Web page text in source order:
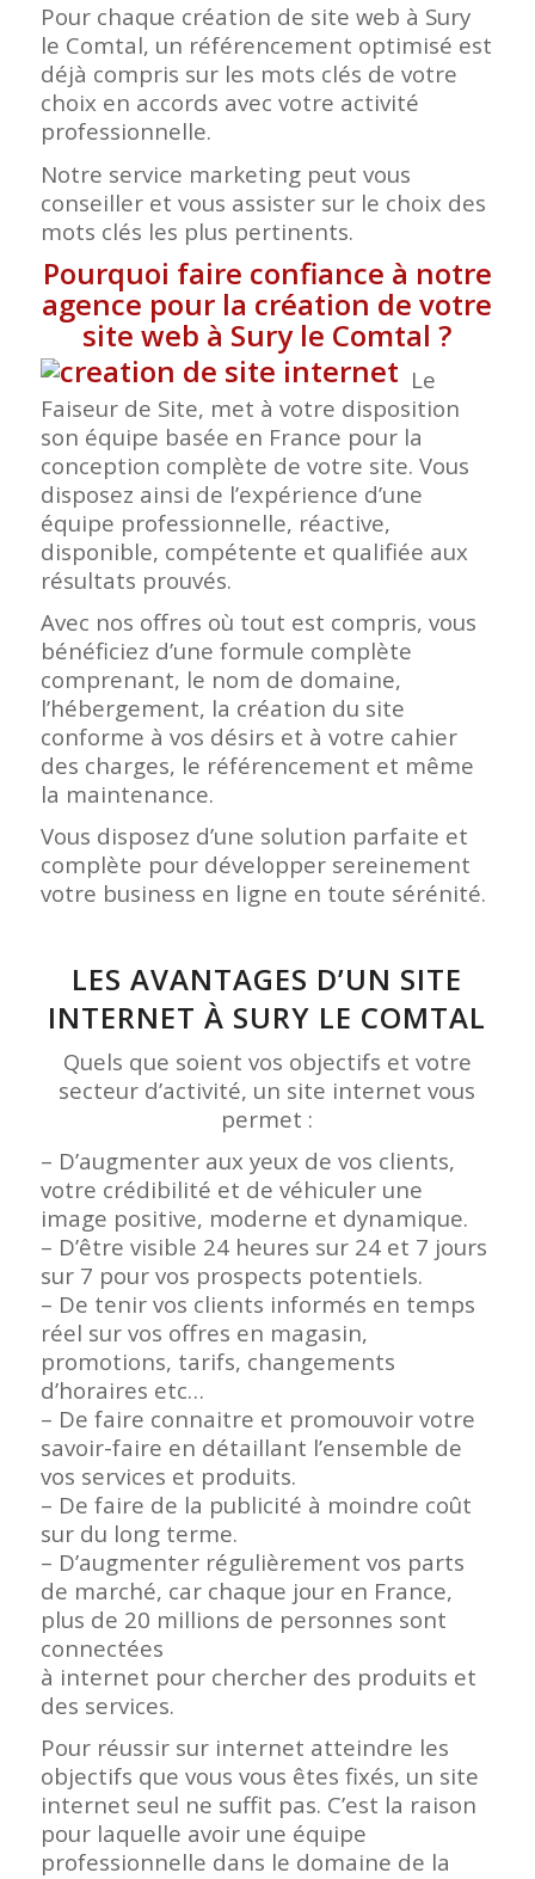
Pour chaque création de site web à Sury
le Comtal, un référencement optimisé est
déjà compris sur les mots clés de votre
choix en accords avec votre activité
professionnelle.
Notre service marketing peut vous
conseiller et vous assister sur le choix des
mots clés les plus pertinents.
Pourquoi faire confiance à notre
agence pour la création de votre
site web à Sury le Comtal ?
Le
Faiseur de Site, met à votre disposition
son équipe basée en France pour la
conception complète de votre site. Vous
disposez ainsi de l’expérience d’une
équipe professionnelle, réactive,
disponible, compétente et qualifiée aux
résultats prouvés.
Avec nos offres où tout est compris, vous
bénéficiez d’une formule complète
comprenant, le nom de domaine,
l’hébergement, la création du site
conforme à vos désirs et à votre cahier
des charges, le référencement et même
la maintenance.
Vous disposez d’une solution parfaite et
complète pour développer sereinement
votre business en ligne en toute sérénité.
LES AVANTAGES D’UN SITE
INTERNET À SURY LE COMTAL
Quels que soient vos objectifs et votre
secteur d’activité, un site internet vous
permet :
– D’augmenter aux yeux de vos clients,
votre crédibilité et de véhiculer une
image positive, moderne et dynamique.
– D’être visible 24 heures sur 24 et 7 jours
sur 7 pour vos prospects potentiels.
– De tenir vos clients informés en temps
réel sur vos offres en magasin,
promotions, tarifs, changements
d’horaires etc…
– De faire connaitre et promouvoir votre
savoir-faire en détaillant l’ensemble de
vos services et produits.
– De faire de la publicité à moindre coût
sur du long terme.
– D’augmenter régulièrement vos parts
de marché, car chaque jour en France,
plus de 20 millions de personnes sont
connectées
à internet pour chercher des produits et
des services.
Pour réussir sur internet atteindre les
objectifs que vous vous êtes fixés, un site
internet seul ne suffit pas. C’est la raison
pour laquelle avoir une équipe
professionnelle dans le domaine de la